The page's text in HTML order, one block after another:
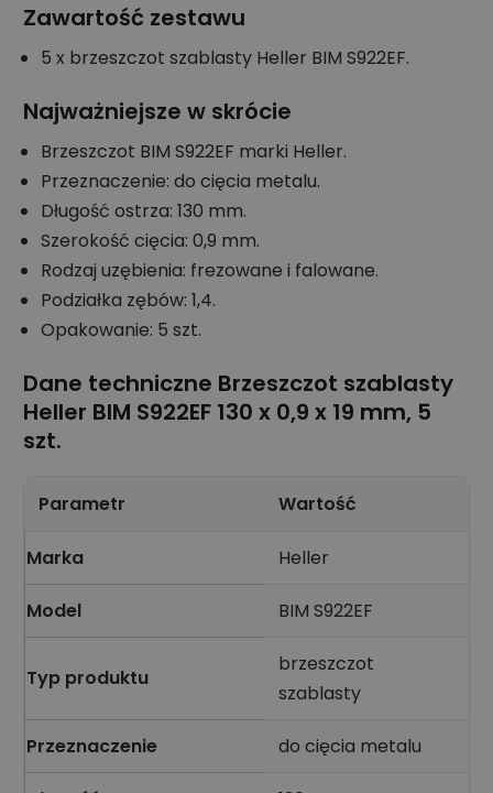
Zawartość zestawu
5 x brzeszczot szablasty Heller BIM S922EF.
Najważniejsze w skrócie
Brzeszczot BIM S922EF marki Heller.
Przeznaczenie: do cięcia metalu.
Długość ostrza: 130 mm.
Szerokość cięcia: 0,9 mm.
Rodzaj uzębienia: frezowane i falowane.
Podziałka zębów: 1,4.
Opakowanie: 5 szt.
Dane techniczne Brzeszczot szablasty
Heller BIM S922EF 130 x 0,9 x 19 mm, 5
szt.
Parametr Wartość
Marka Heller
Model BIM S922EF
Typ produktu
brzeszczot
szablasty
Przeznaczenie do cięcia metalu